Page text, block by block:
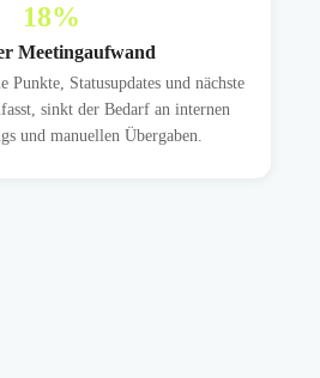
18%
Meetingaufwand
Punkte, Statusupdates und nächste
sinkt der Bedarf an internen
und manuellen Übergaben.